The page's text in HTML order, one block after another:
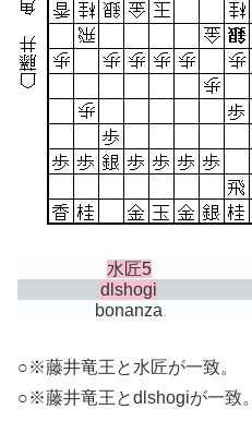
水匠5
dlshogi
bonanza
○※藤井竜王と水匠が一致。
○※藤井竜王とdlshogiが一致。